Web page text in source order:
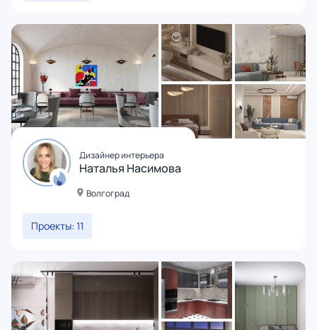
Дизайнер интерьера
Наталья Насимова
Волгоград
Проекты: 11